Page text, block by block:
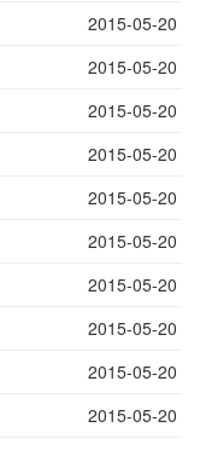
2015-05-20
2015-05-20
2015-05-20
2015-05-20
2015-05-20
2015-05-20
2015-05-20
2015-05-20
2015-05-20
2015-05-20